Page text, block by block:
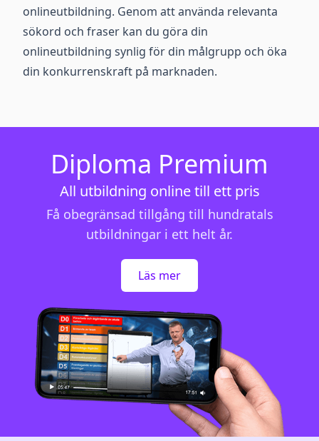
onlineutbildning. Genom att använda relevanta
sökord och fraser kan du göra din
onlineutbildning synlig för din målgrupp och öka
din konkurrenskraft på marknaden.
Diploma Premium
All utbildning online till ett pris
Få obegränsad tillgång till hundratals
utbildningar i ett helt år.
Läs mer